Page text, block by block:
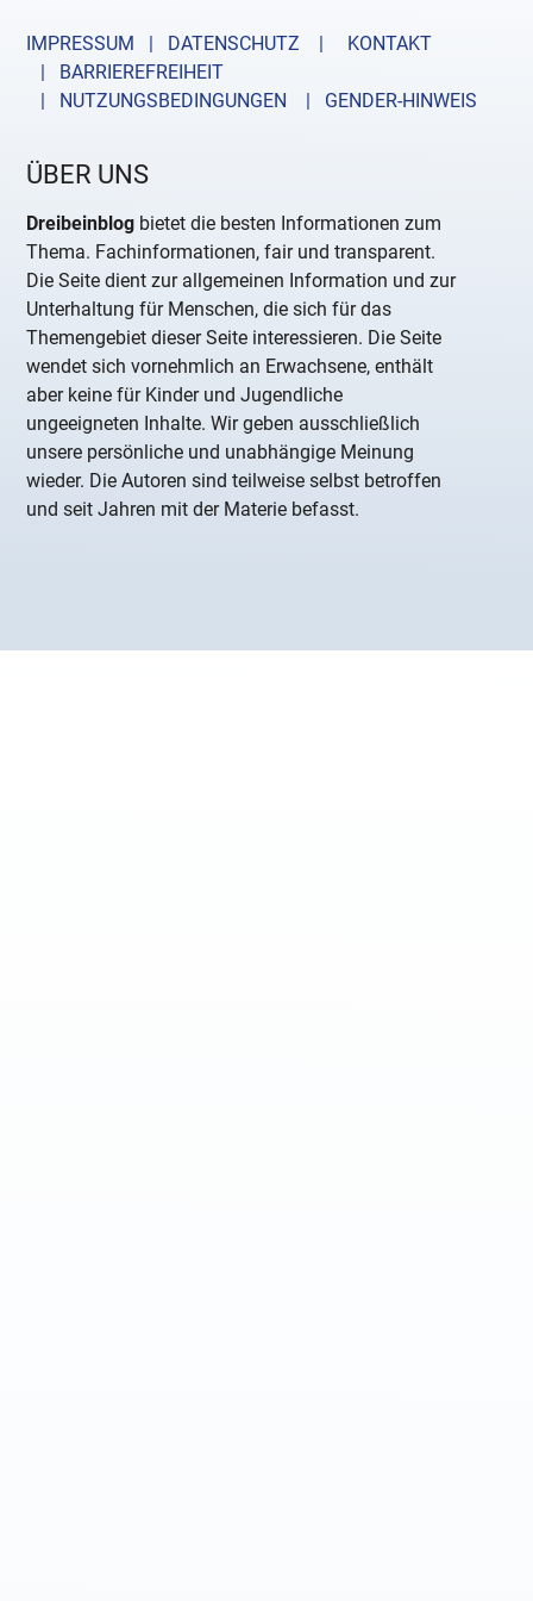
IMPRESSUM | DATENSCHUTZ |
KONTAKT
| BARRIEREFREIHEIT
| NUTZUNGSBEDINGUNGEN
| GENDER-HINWEIS
ÜBER UNS
Dreibeinblog bietet die besten Informationen zum
Thema. Fachinformationen, fair und transparent.
Die Seite dient zur allgemeinen Information und zur
Unterhaltung für Menschen, die sich für das
Themengebiet dieser Seite interessieren. Die Seite
wendet sich vornehmlich an Erwachsene, enthält
aber keine für Kinder und Jugendliche
ungeeigneten Inhalte. Wir geben ausschließlich
unsere persönliche und unabhängige Meinung
wieder. Die Autoren sind teilweise selbst betroffen
und seit Jahren mit der Materie befasst.